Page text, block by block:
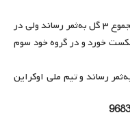
در دور انتخابی رقابت‌های یورو ۲۰۰۴، در مجموع ۳ گل به‌ثمر رساند ولی در
خورد و در گروه خود سوم
جام جهانی ۲۰۰۶، ۶ گل به‌ثمر رساند و تیم ملی اوکراین